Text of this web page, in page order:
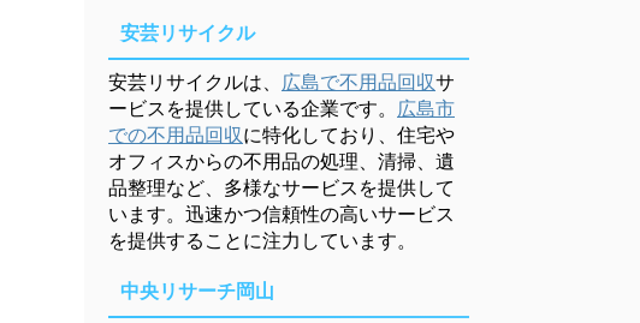
安芸リサイクル
安芸リサイクルは、 広島で不用品回収サ
ービスを提供している企業です。 広島市
での不用品回収に特化しており、住宅や
オフィスからの不用品の処理、清掃、遺
品整理など、多様なサービスを提供して
います。迅速かつ信頼性の高いサービス
を提供することに注力しています。
中央リサーチ岡山